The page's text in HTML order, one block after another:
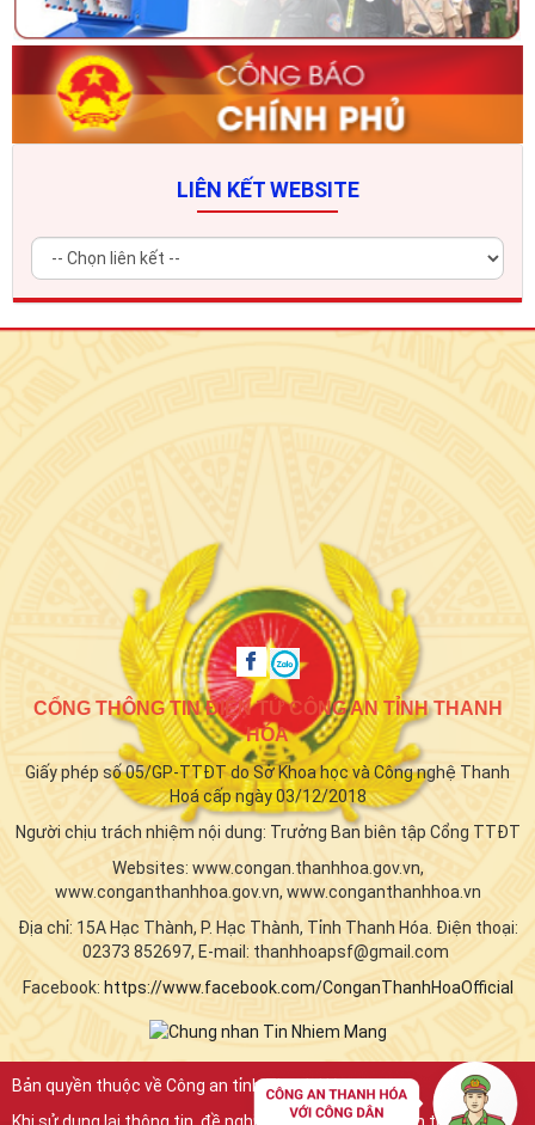
LIÊN KẾT WEBSITE
CỔNG THÔNG TIN ĐIỆN TỬ CÔNG AN TỈNH THANH
HÓA
Giấy phép số 05/GP-TTĐT do Sở Khoa học và Công nghệ Thanh
Hoá cấp ngày 03/12/2018
Người chịu trách nhiệm nội dung: Trưởng Ban biên tập Cổng TTĐT
Websites: www.congan.thanhhoa.gov.vn,
www.conganthanhhoa.gov.vn, www.conganthanhhoa.vn
Địa chỉ: 15A Hạc Thành, P. Hạc Thành, Tỉnh Thanh Hóa. Điện thoại:
02373 852697, E-mail: thanhhoapsf@gmail.com
Facebook: https://www.facebook.com/ConganThanhHoaOfficial
Bản quyền thuộc về Công an tỉnh Thanh Hóa.
Khi sử dụng lại thông tin, đề nghị ghi rõ nguồn "Công an tỉnh Thanh